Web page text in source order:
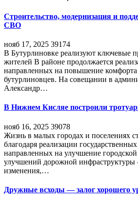
Строительство, модернизация и
СВО
нояб 17, 2025 39174
В Бутурлиновке реализуют ключевые
жителей В районе продолжается
направленных на повышение комфорта
бутурлиновцев. На совещании в
Александр…
В Нижнем Кисляе построили
нояб 16, 2025 39078
Жизнь в малых городах и поселениях
благодаря реализации
направленных на улучшение
улучшений дорожной
изменения,…
Дружные всходы — залог хорошего